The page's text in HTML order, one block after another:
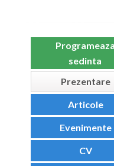
Programeaza
sedinta
Prezentare
Articole
Evenimente
CV